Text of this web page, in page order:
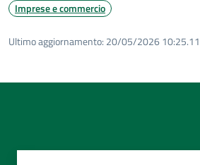
Imprese e commercio
Ultimo aggiornamento: 20/05/2026 10:25.11